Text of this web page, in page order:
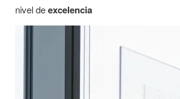
nivel deexcelencia